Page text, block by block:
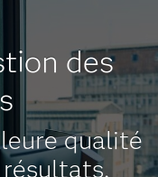
des
qualité